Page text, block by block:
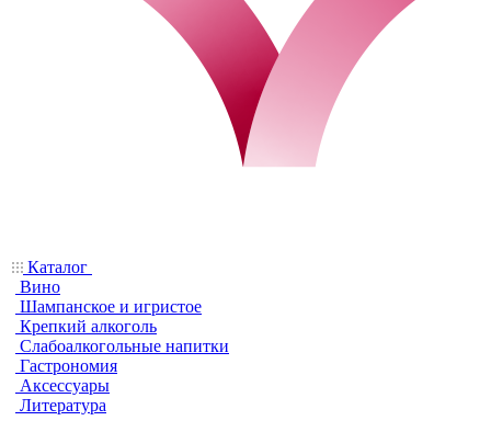
Каталог
Вино
Шампанское и игристое
Крепкий алкоголь
Слабоалкогольные напитки
Гастрономия
Аксессуары
Литература